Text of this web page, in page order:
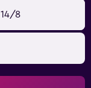
8